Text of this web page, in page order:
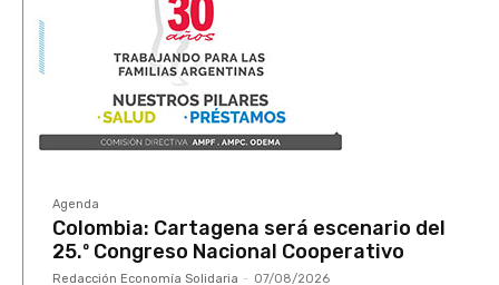
Agenda
Colombia: Cartagena será escenario del
25.º Congreso Nacional Cooperativo
Redacción Economía Solidaria - 07/08/2026